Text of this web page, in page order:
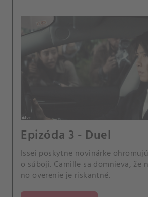
Epizóda 3 - Duel
Issei poskytne novinárke
o súboji. Camille sa domnieva, že
no overenie je riskantné.